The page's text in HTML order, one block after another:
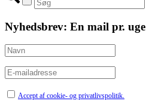
Nyhedsbrev: En mail pr. uge
Accept af cookie- og privatlivspolitik.